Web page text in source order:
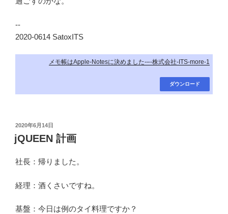
--
2020-0614 SatoxITS
メモ帳はApple-Notesに決めました-–-株式会社-ITS-more-1
ダウンロード
投
稿
日:
2020年6月14日
jQUEEN 計画
社長：帰りました。
経理：酒くさいですね。
基盤：今日は例のタイ料理ですか？